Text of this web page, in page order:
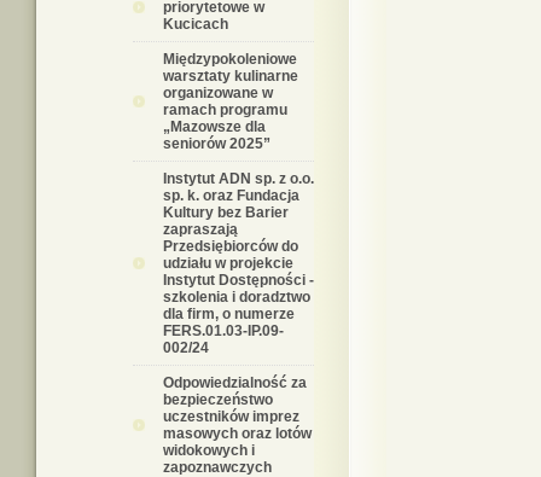
priorytetowe w
Kucicach
Międzypokoleniowe
warsztaty kulinarne
organizowane w
ramach programu
„Mazowsze dla
seniorów 2025”
Instytut ADN sp. z o.o.
sp. k. oraz Fundacja
Kultury bez Barier
zapraszają
Przedsiębiorców do
udziału w projekcie
Instytut Dostępności -
szkolenia i doradztwo
dla firm, o numerze
FERS.01.03-IP.09-
002/24
Odpowiedzialność za
bezpieczeństwo
uczestników imprez
masowych oraz lotów
widokowych i
zapoznawczych